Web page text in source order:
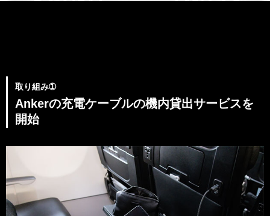
取り組み➀
Ankerの充電ケーブルの機内貸出サービスを
開始